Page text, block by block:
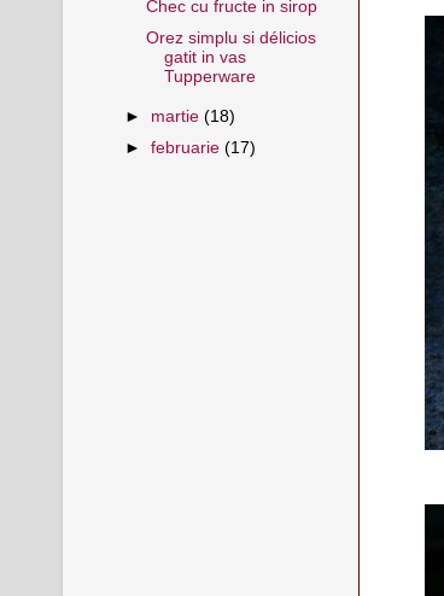
Chec cu fructe in sirop
Orez simplu si délicios
gatit in vas
Tupperware
► martie(18)
►februarie(17)